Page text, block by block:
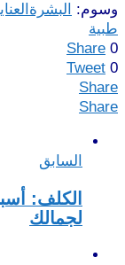
وسوم: البشرة
طبية
Share 0
Tweet 0
Share
Share
السابق
الكلف:
لجمالك